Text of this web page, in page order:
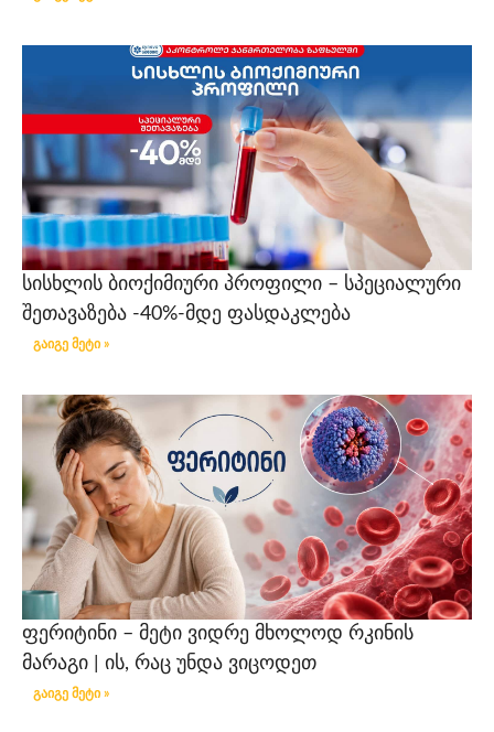
სისხლის ბიოქიმიური პროფილი – სპეციალური
შეთავაზება -40%-მდე ფასდაკლება
გაიგე მეტი »
ფერიტინი – მეტი ვიდრე მხოლოდ რკინის
მარაგი | ის, რაც უნდა ვიცოდეთ
გაიგე მეტი »